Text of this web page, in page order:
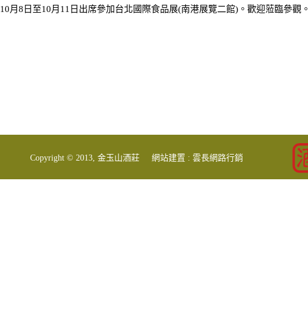
10月8日至10月11日出席參加台北國際食品展(南港展覽二館)。歡迎蒞臨參觀。
Copyright © 2013, 金玉山酒莊 網站建置 : 雲長網路行銷